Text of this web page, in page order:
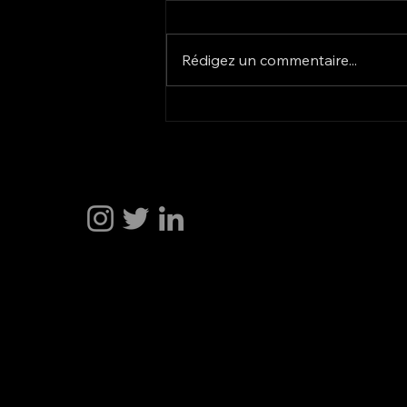
laquelle la Turquie s’adapte à
cette transformation. Lors de
Rédigez un commentaire...